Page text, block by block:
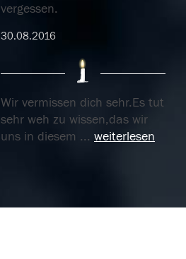
vergessen.
30.08.2016
Wir vermissen dich sehr.Es tut
sehr weh zu wissen,das wir
uns in diesem ... weiterlesen